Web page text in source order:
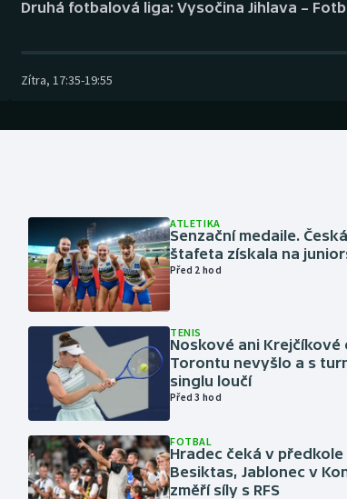
Druhá fotbalová liga: Vysočina Jihlava –
Zítra, 17:35-19:55
ATLETIKA
Senzační medaile.
štafeta získala na
Před 2 hod
TENIS
Noskové ani Krejčíkové
Torontu nevyšlo a s
singlu loučí
Před 3 hod
FOTBAL
Hradec čeká v
Besiktas, Jablonec v
změří síly s RFS